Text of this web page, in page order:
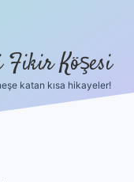
Fikir Köşesi
katan kısa hikayeler!